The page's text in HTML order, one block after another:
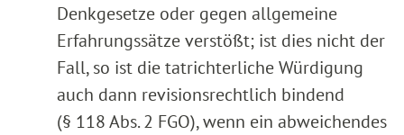
Denkgesetze oder gegen allgemeine
Erfahrungssätze verstößt; ist dies nicht der
Fall, so ist die tatrichterliche Würdigung
auch dann revisionsrechtlich bindend
(§ 118 Abs. 2 FGO), wenn ein abweichendes